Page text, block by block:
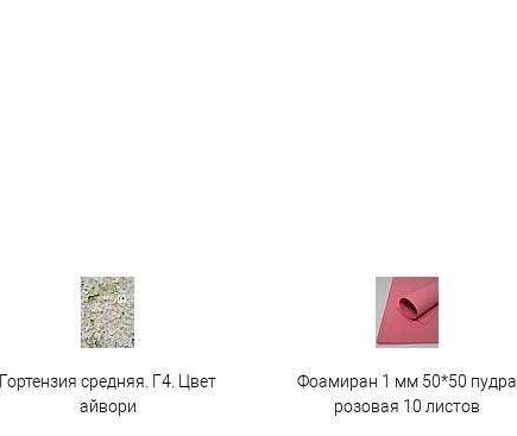
Гортензия средняя. Г4. Цвет
айвори
Фоамиран 1 мм 50*50 пудра
розовая 10 листов